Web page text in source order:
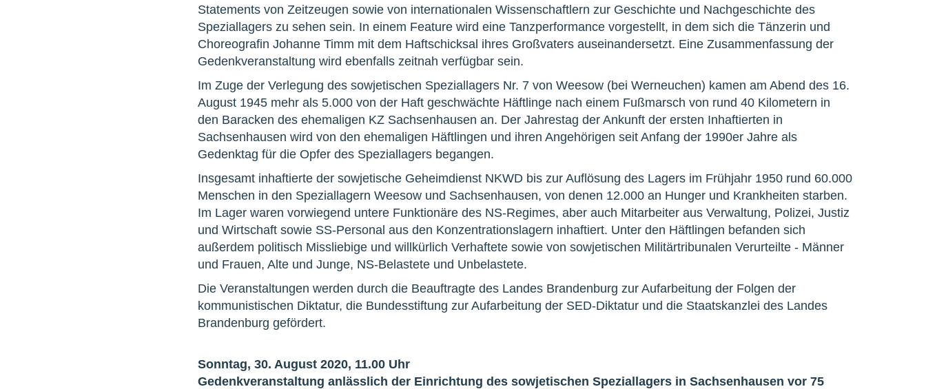
Statements von Zeitzeugen sowie von internationalen Wissenschaftlern zur Geschichte und Nachgeschichte des
Speziallagers zu sehen sein. In einem Feature wird eine Tanzperformance vorgestellt, in dem sich die Tänzerin und
Choreografin Johanne Timm mit dem Haftschicksal ihres Großvaters auseinandersetzt. Eine Zusammenfassung der
Gedenkveranstaltung wird ebenfalls zeitnah verfügbar sein.
Im Zuge der Verlegung des sowjetischen Speziallagers Nr. 7 von Weesow (bei Werneuchen) kamen am Abend des 16.
August 1945 mehr als 5.000 von der Haft geschwächte Häftlinge nach einem Fußmarsch von rund 40 Kilometern in
den Baracken des ehemaligen KZ Sachsenhausen an. Der Jahrestag der Ankunft der ersten Inhaftierten in
Sachsenhausen wird von den ehemaligen Häftlingen und ihren Angehörigen seit Anfang der 1990er Jahre als
Gedenktag für die Opfer des Speziallagers begangen.
Insgesamt inhaftierte der sowjetische Geheimdienst NKWD bis zur Auflösung des Lagers im Frühjahr 1950 rund 60.000
Menschen in den Speziallagern Weesow und Sachsenhausen, von denen 12.000 an Hunger und Krankheiten starben.
Im Lager waren vorwiegend untere Funktionäre des NS-Regimes, aber auch Mitarbeiter aus Verwaltung, Polizei, Justiz
und Wirtschaft sowie SS-Personal aus den Konzentrationslagern inhaftiert. Unter den Häftlingen befanden sich
außerdem politisch Missliebige und willkürlich Verhaftete sowie von sowjetischen Militärtribunalen Verurteilte - Männer
und Frauen, Alte und Junge, NS-Belastete und Unbelastete.
Die Veranstaltungen werden durch die Beauftragte des Landes Brandenburg zur Aufarbeitung der Folgen der
kommunistischen Diktatur, die Bundesstiftung zur Aufarbeitung der SED-Diktatur und die Staatskanzlei des Landes
Brandenburg gefördert.
Sonntag, 30. August 2020, 11.00 Uhr
Gedenkveranstaltung anlässlich der Einrichtung des sowjetischen Speziallagers in Sachsenhausen vor 75